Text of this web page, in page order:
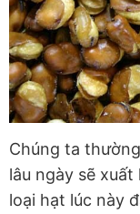
Chúng ta
lâu ngày sẽ
loại hạt lúc này